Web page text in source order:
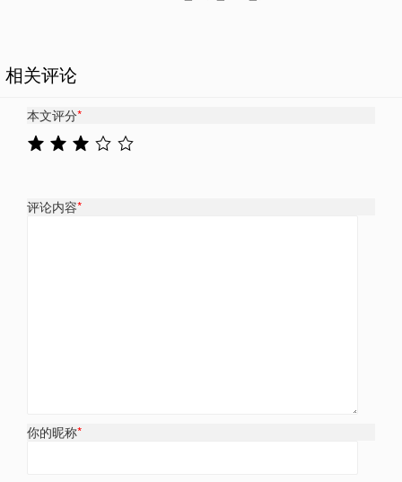
相关评论
本文评分*
评论内容*
你的昵称*